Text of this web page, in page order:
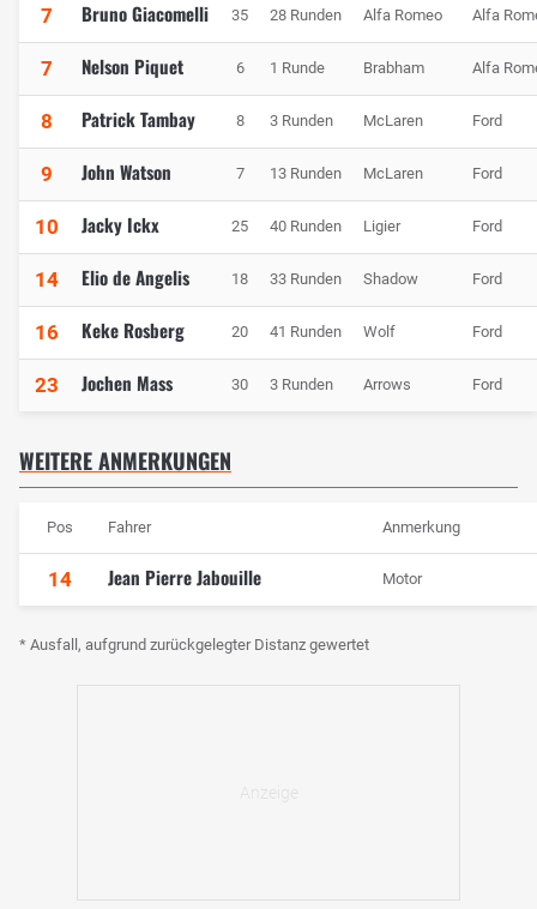
7 Bruno Giacomelli 35 28 Runden Alfa Romeo Alfa
7 Nelson Piquet 6 1 Runde Brabham Alfa
8 Patrick Tambay 8 3 Runden McLaren Ford
9 John Watson 7 13 Runden McLaren Ford
10 Jacky Ickx 25 40 Runden Ligier Ford
14 Elio de Angelis 18 33 Runden Shadow Ford
16 Keke Rosberg 20 41 Runden Wolf Ford
23 Jochen Mass 30 3 Runden Arrows Ford
WEITERE ANMERKUNGEN
Pos Fahrer Anmerkung
14 Jean Pierre Jabouille Motor
* Ausfall, aufgrund zurückgelegter Distanz gewertet